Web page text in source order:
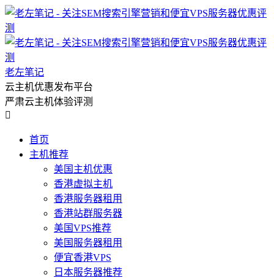
老左笔记
云主机优惠发布平台
严肃云主机体验评测

首页
主机推荐
美国主机优惠
香港虚拟主机
香港服务器租用
香港站群服务器
美国VPS推荐
美国服务器租用
便宜香港VPS
日本服务器推荐